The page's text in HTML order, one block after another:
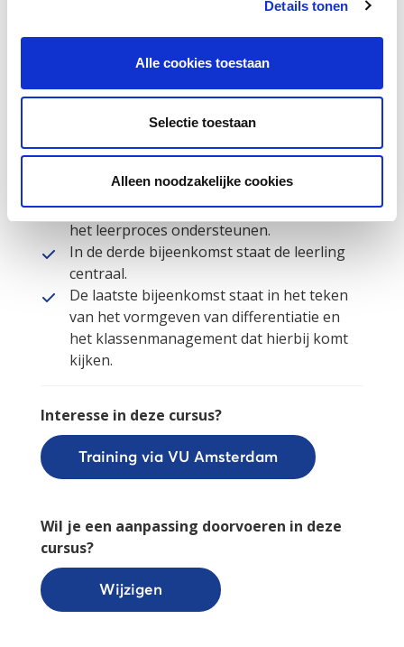
Details tonen
Alle cookies toestaan
Selectie toestaan
Alleen noodzakelijke cookies
Inhoud van de opleiding
In de eerste bijeenkomst staat de relatie
tussen docent en leerling centraal.
van het opstellen en naleven van
afspraken, regels en routines in de klas die
het leerproces ondersteunen.
In de derde bijeenkomst staat de leerling
centraal.
De laatste bijeenkomst staat in het teken
van het vormgeven van differentiatie en
het klassenmanagement dat hierbij komt
kijken.
Interesse in deze cursus?
Training via VU Amsterdam
Wil je een aanpassing doorvoeren in deze
cursus?
Wijzigen